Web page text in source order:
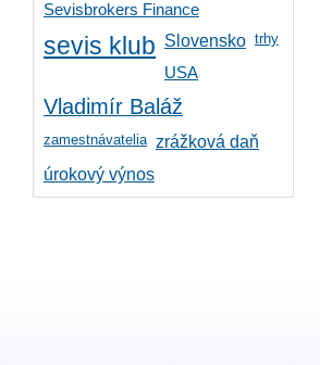
Sevisbrokers Finance
sevis klub Slovensko trhy
USA
Vladimír Baláž
zamestnávatelia zrážková daň
úrokový výnos